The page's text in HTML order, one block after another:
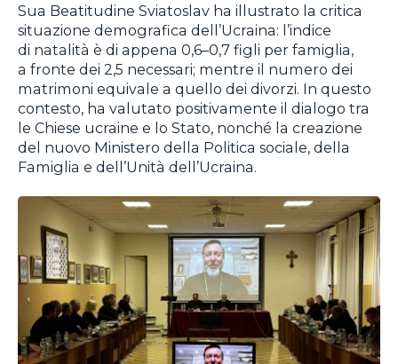
Sua Beatitudine Sviatoslav ha illustrato la critica
situazione demografica dell’Ucraina: l’indice
di natalità è di appena 0,6–0,7 figli per famiglia,
a fronte dei 2,5 necessari; mentre il numero dei
matrimoni equivale a quello dei divorzi. In questo
contesto, ha valutato positivamente il dialogo tra
le Chiese ucraine e lo Stato, nonché la creazione
del nuovo Ministero della Politica sociale, della
Famiglia e dell’Unità dell’Ucraina.